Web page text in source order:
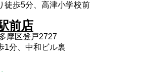
徒歩5分、高津小学校前
前店
摩区登戸2727
1分、中和ビル裏